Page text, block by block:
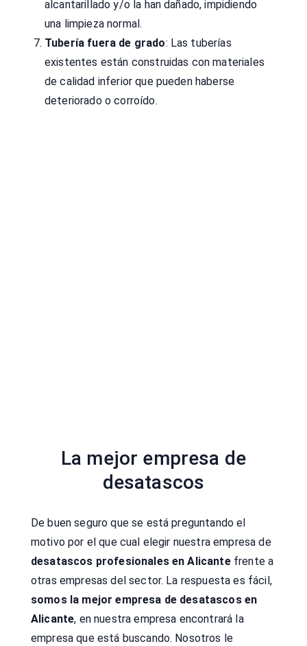
alcantarillado y/o la han dañado, impidiendo
una limpieza normal.
Tubería fuera de grado: Las tuberías
existentes están construidas con materiales
de calidad inferior que pueden haberse
deteriorado o corroído.
La mejor empresa de
desatascos
De buen seguro que se está preguntando el
motivo por el que cual elegir nuestra empresa de
desatascos profesionales en Alicantefrente a
otras empresas del sector. La respuesta es fácil,
somos la mejor empresa de desatascos en
Alicante, en nuestra empresa encontrará la
empresa que está buscando. Nosotros le